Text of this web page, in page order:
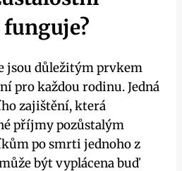
jsou důležitým prvkem
pro každou rodinu. Jedná
zajištění, která
příjmy pozůstalým
po smrti jednoho z
být vyplácena buď